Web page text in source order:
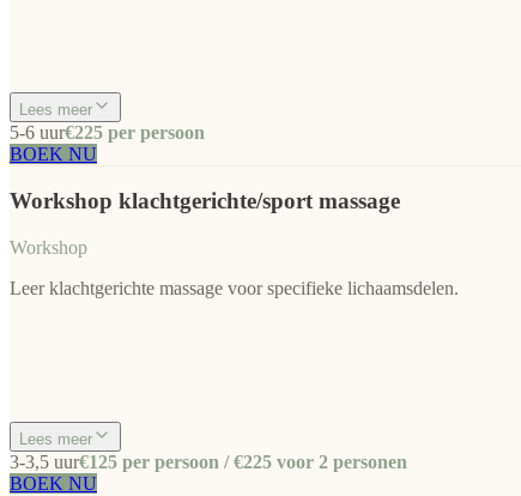
Lees meer
5-6 uur€225 per persoon
BOEK NU
Workshop klachtgerichte/sport massage
Workshop
Leer klachtgerichte massage voor specifieke lichaamsdelen.
Lees meer
3-3,5 uur€125 per persoon / €225 voor 2 personen
BOEK NU